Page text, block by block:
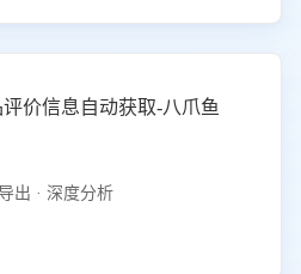
价信息自动获取-八爪鱼
出 · 深度分析